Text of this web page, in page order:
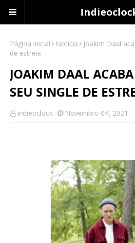
Página inicial Notícia
Joakim Daal
de estreia
JOAKIM DAAL
SEU SINGLE DE
indieoclock Novembro 04, 2021